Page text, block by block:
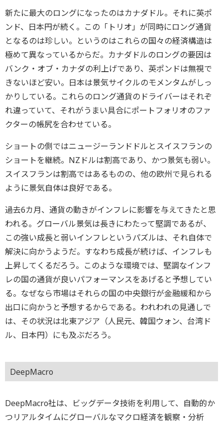
新たに最大のロングになったのはカナダドル。それに英ポ
ンド、日本円が続く。この「トリオ」が同時にロング通貨
となるのは珍しい。というのはこれらの国々の経済構造は
極めて異なっているからだ。カナダドルのロングの要因は
バンク・オブ・カナダの利上げであり、英ポンドは無視で
きないほど安い。日本は景気サイクルのモメンタムがしっ
かりしている。これらのロング通貨のドライバーはそれぞ
れ違っていて、それがうまい具合にポートフォリオのファ
クターの帳尻を合わせている。
ショートの側ではニュージーランドドルとスイスフランの
ショートを継続。NZドルは割高であり、かつ景気も弱い。
スイスフランは割高ではあるものの、他の欧州で見られる
ように景気自体は良好である。
過去6カ月、通貨の動きがインフレに影響を与えてきたと思
われる。グローバル景気は長きにわたって堅調であるが、
この強い成長と弱いインフレというパズルは、それ自体で
解決に向かうようだ。すなわち成長が続けば、インフレも
上昇してくるだろう。このような環境では、堅調なインフ
レの国の通貨が良いパフォーマンスをあげると予想してい
る。なぜなら市場はそれらの国の中央銀行が金融緩和から
出口に向かうと予想するからである。われわれの見通しで
は、その状況は北東アジア（人民元、韓国ウォン、台湾ド
ル、日本円）にも及ぶだろう。
DeepMacro
DeepMacro社は、ビッグデータ技術を利用して、自動的か
つリアルタイムにグローバルなマクロ経済を観察・分析